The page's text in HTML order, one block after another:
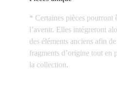
* Certaines pièces pourront
l’avenir. Elles intégreront
des éléments anciens afin
fragments d’origine tout en
la collection.